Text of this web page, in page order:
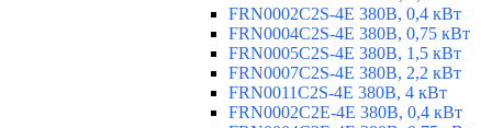
FRN0002C2S-4E 380В, 0,4 кВт
FRN0004C2S-4E 380В, 0,75 кВт
FRN0005C2S-4E 380В, 1,5 кВт
FRN0007C2S-4E 380В, 2,2 кВт
FRN0011C2S-4E 380В, 4 кВт
FRN0002C2E-4E 380В, 0,4 кВт